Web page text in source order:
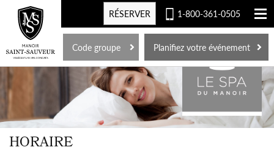
EN
1-800-361-0505
RÉSERVER
Planifiez votre événement
Code groupe
HORAIRE